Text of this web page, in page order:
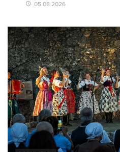
05.08.2026